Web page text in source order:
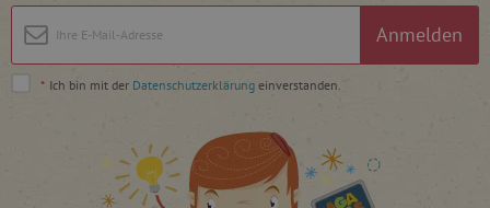
Anmelden
* Ich bin mit der Datenschutzerklärung einverstanden.
_sp_ses.ab3e
www.agathaswelt.de
CookieScriptConsent
CookieScript